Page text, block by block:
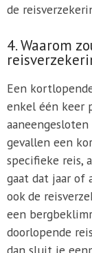
de
4. Waarom
Een
enkel één keer
gevallen een
specifieke reis,
gaat dat jaar of
ook de
een
doorlopende
dan sluit je